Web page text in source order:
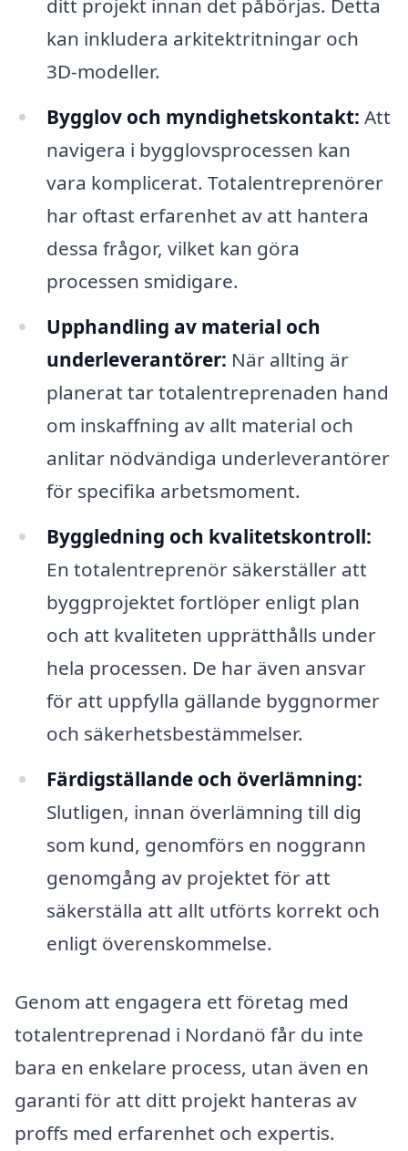
ditt projekt innan det påbörjas. Detta
kan inkludera arkitektritningar och
3D-modeller.
Bygglov och myndighetskontakt: Att
navigera i bygglovsprocessen kan
vara komplicerat. Totalentreprenörer
har oftast erfarenhet av att hantera
dessa frågor, vilket kan göra
processen smidigare.
Upphandling av material och
underleverantörer: När allting är
planerat tar totalentreprenaden hand
om inskaffning av allt material och
anlitar nödvändiga underleverantörer
för specifika arbetsmoment.
Byggledning och kvalitetskontroll:
En totalentreprenör säkerställer att
byggprojektet fortlöper enligt plan
och att kvaliteten upprätthålls under
hela processen. De har även ansvar
för att uppfylla gällande byggnormer
och säkerhetsbestämmelser.
Färdigställande och överlämning:
Slutligen, innan överlämning till dig
som kund, genomförs en noggrann
genomgång av projektet för att
säkerställa att allt utförts korrekt och
enligt överenskommelse.
Genom att engagera ett företag med
totalentreprenad i Nordanö får du inte
bara en enkelare process, utan även en
garanti för att ditt projekt hanteras av
proffs med erfarenhet och expertis.